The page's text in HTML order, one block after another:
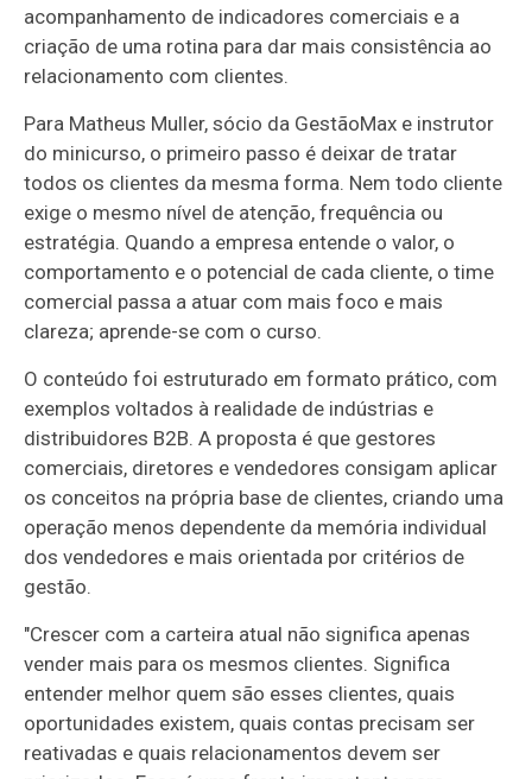
acompanhamento de indicadores comerciais e a
criação de uma rotina para dar mais consistência ao
relacionamento com clientes.
Para Matheus Muller, sócio da GestãoMax e instrutor
do minicurso, o primeiro passo é deixar de tratar
todos os clientes da mesma forma. Nem todo cliente
exige o mesmo nível de atenção, frequência ou
estratégia. Quando a empresa entende o valor, o
comportamento e o potencial de cada cliente, o time
comercial passa a atuar com mais foco e mais
clareza; aprende-se com o curso.
O conteúdo foi estruturado em formato prático, com
exemplos voltados à realidade de indústrias e
distribuidores B2B. A proposta é que gestores
comerciais, diretores e vendedores consigam aplicar
os conceitos na própria base de clientes, criando uma
operação menos dependente da memória individual
dos vendedores e mais orientada por critérios de
gestão.
"Crescer com a carteira atual não significa apenas
vender mais para os mesmos clientes. Significa
entender melhor quem são esses clientes, quais
oportunidades existem, quais contas precisam ser
reativadas e quais relacionamentos devem ser